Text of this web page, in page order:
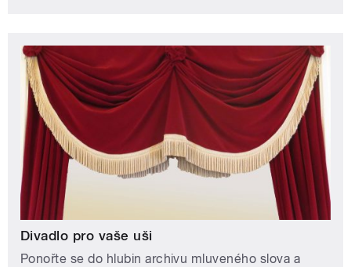
Divadlo pro vaše uši
Ponořte se do hlubin archivu mluveného slova a